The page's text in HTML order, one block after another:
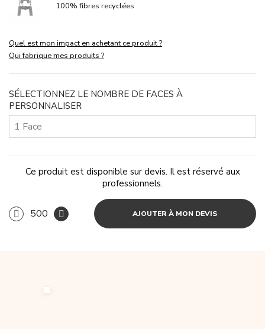
100% fibres recyclées
Quel est mon impact en achetant ce produit ?
Qui fabrique mes produits ?
SÉLECTIONNEZ LE NOMBRE DE FACES À
PERSONNALISER
Ce produit est disponible sur devis. Il est réservé aux
professionnels.
AJOUTER À MON DEVIS